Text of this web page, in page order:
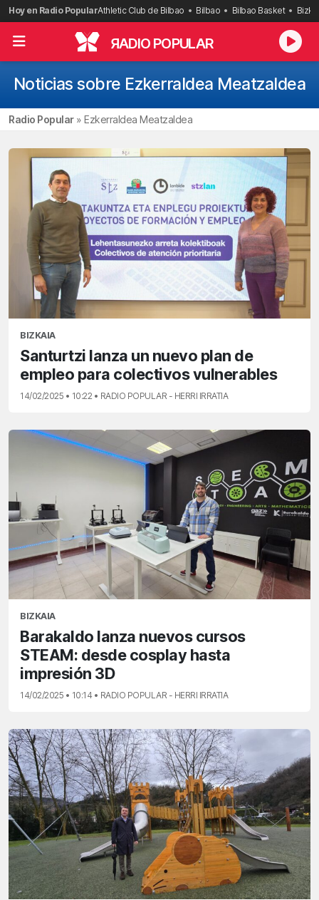
Saltar
al
contenido
Hoy en Radio PopularAthletic Club de Bilbao Bilbao Bilbao Basket
RADIO POPULAR
Noticias sobre Ezkerraldea Meatzaldea
Radio Popular» Ezkerraldea Meatzaldea
BIZKAIA
Santurtzi lanza un nuevo plan de
empleo para colectivos vulnerables
14/02/2025 • 10:22 • RADIO POPULAR - HERRI IRRATIA
BIZKAIA
Barakaldo lanza nuevos cursos
STEAM: desde cosplay hasta
impresión 3D
14/02/2025 • 10:14 • RADIO POPULAR - HERRI IRRATIA